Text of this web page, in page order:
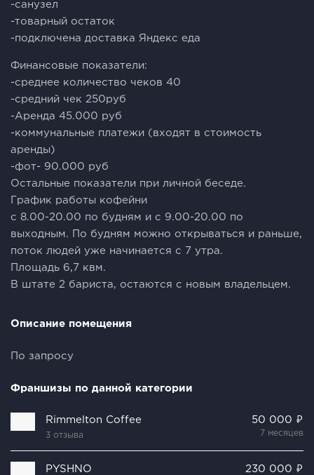
-санузел
-товарный остаток
-подключена доставка Яндекс еда
Финансовые показатели:
-среднее количество чеков 40
-средний чек 250руб
-Аренда 45.000 руб
-коммунальные платежи (входят в стоимость
аренды)
-фот- 90.000 руб
Остальные показатели при личной беседе.
График работы кофейни
с 8.00-20.00 по будням и с 9.00-20.00 по
выходным. По будням можно открываться и раньше,
поток людей уже начинается с 7 утра.
Площадь 6,7 квм.
В штате 2 бариста, остаются с новым владельцем.
Описание помещения
По запросу
Франшизы по данной категории
Rimmelton Coffee
3 отзыва
50 000 ₽
7 месяцев
PYSHNO 230 000 ₽